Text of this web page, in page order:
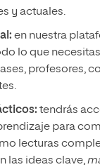
y actuales.
en nuestra
lo que
profesores,
tendrás
para
lecturas
las ideas clave,